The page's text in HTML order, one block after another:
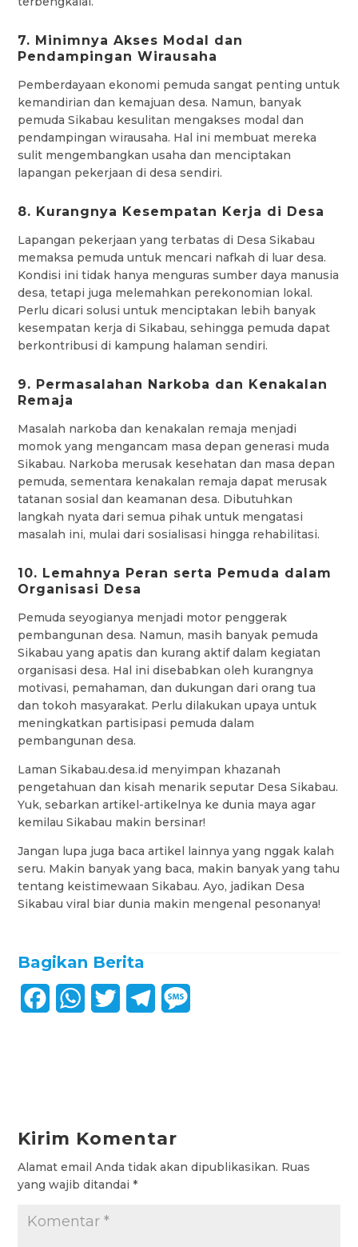
7. Minimnya Akses Modal dan
Pendampingan Wirausaha
Pemberdayaan ekonomi pemuda sangat penting untuk
kemandirian dan kemajuan desa. Namun, banyak
pemuda Sikabau kesulitan mengakses modal dan
pendampingan wirausaha. Hal ini membuat mereka
sulit mengembangkan usaha dan menciptakan
lapangan pekerjaan di desa sendiri.
8. Kurangnya Kesempatan Kerja di Desa
Lapangan pekerjaan yang terbatas di Desa Sikabau
memaksa pemuda untuk mencari nafkah di luar desa.
Kondisi ini tidak hanya menguras sumber daya manusia
desa, tetapi juga melemahkan perekonomian lokal.
Perlu dicari solusi untuk menciptakan lebih banyak
kesempatan kerja di Sikabau, sehingga pemuda dapat
berkontribusi di kampung halaman sendiri.
9. Permasalahan Narkoba dan Kenakalan
Remaja
Masalah narkoba dan kenakalan remaja menjadi
momok yang mengancam masa depan generasi muda
Sikabau. Narkoba merusak kesehatan dan masa depan
pemuda, sementara kenakalan remaja dapat merusak
tatanan sosial dan keamanan desa. Dibutuhkan
langkah nyata dari semua pihak untuk mengatasi
masalah ini, mulai dari sosialisasi hingga rehabilitasi.
10. Lemahnya Peran serta Pemuda dalam
Organisasi Desa
Pemuda seyogianya menjadi motor penggerak
pembangunan desa. Namun, masih banyak pemuda
Sikabau yang apatis dan kurang aktif dalam kegiatan
organisasi desa. Hal ini disebabkan oleh kurangnya
motivasi, pemahaman, dan dukungan dari orang tua
dan tokoh masyarakat. Perlu dilakukan upaya untuk
meningkatkan partisipasi pemuda dalam
pembangunan desa.
Laman Sikabau.desa.id menyimpan khazanah
pengetahuan dan kisah menarik seputar Desa Sikabau.
Yuk, sebarkan artikel-artikelnya ke dunia maya agar
kemilau Sikabau makin bersinar!
Jangan lupa juga baca artikel lainnya yang nggak kalah
seru. Makin banyak yang baca, makin banyak yang tahu
tentang keistimewaan Sikabau. Ayo, jadikan Desa
Sikabau viral biar dunia makin mengenal pesonanya!
Bagikan Berita
o
o
W
A
p
e
r
T
r
a
e
Kirim Komentar
Alamat email Anda tidak akan dipublikasikan. Ruas
yang wajib ditandai*